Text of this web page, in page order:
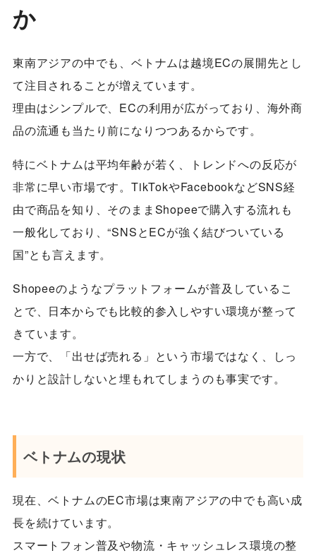
か
東南アジアの中でも、ベトナムは越境ECの展開先とし
て注目されることが増えています。
理由はシンプルで、ECの利用が広がっており、海外商
品の流通も当たり前になりつつあるからです。
特にベトナムは平均年齢が若く、トレンドへの反応が
非常に早い市場です。TikTokやFacebookなどSNS経
由で商品を知り、そのままShopeeで購入する流れも
一般化しており、“SNSとECが強く結びついている
国”とも言えます。
Shopeeのようなプラットフォームが普及しているこ
とで、日本からでも比較的参入しやすい環境が整って
きています。
一方で、「出せば売れる」という市場ではなく、しっ
かりと設計しないと埋もれてしまうのも事実です。
ベトナムの現状
現在、ベトナムのEC市場は東南アジアの中でも高い成
長を続けています。
スマートフォン普及や物流・キャッシュレス環境の整